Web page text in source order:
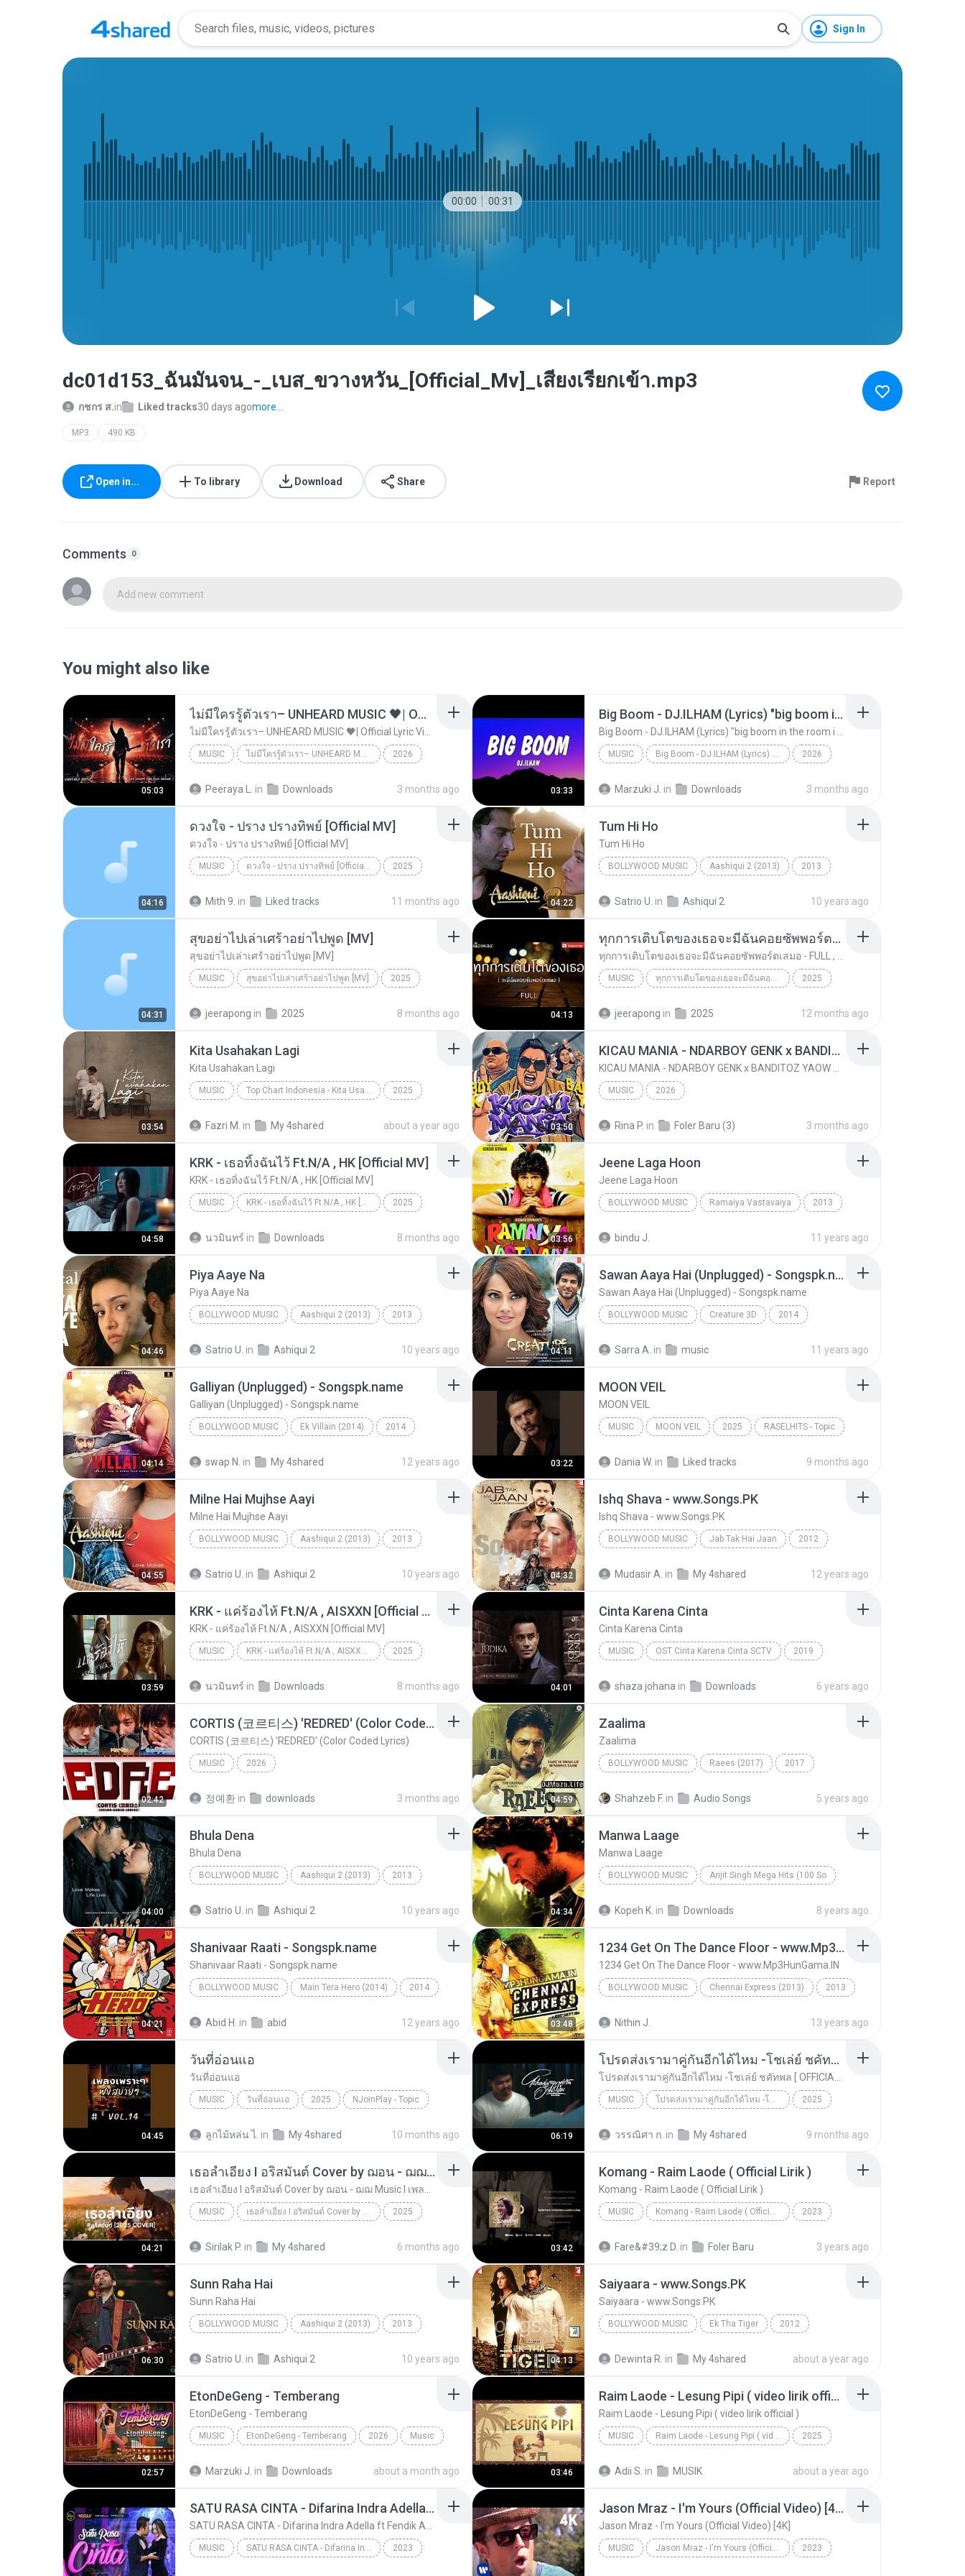
Sign In
00:00 00:31
dc01d153_ฉันมันจน_-_เบส_ขวางหวัน_[Official_Mv]_เสียงเรียกเข้า.mp3
กชกร ส.in Liked tracks30 days agomore...
MP3 490 KB
Open in... To library Download Share Report
Comments 0
Add new comment
You might also like
05:03
ไม่มีใครรู้ตัวเรา– UNHEARD MUSIC 🖤| Official Lyric Video | เพลงสู้ชีวิต
MUSIC ไม่มีใครรู้ตัวเรา– UNHEARD MUSIC 🖤| Official Lyric Video | เพลงสู้ชีวิต 2026
Peeraya L. in Downloads 3 months ago 03:33
Big Boom - DJ.ILHAM (Lyrics) "big boom in the room i go kaboom"
MUSIC Big Boom - DJ.ILHAM (Lyrics) "big boom in the room i go kaboom" 2026
Marzuki J. in Downloads 3 months ago
04:16
ดวงใจ - ปราง ปรางทิพย์ [Official MV]
ดวงใจ - ปราง ปรางทิพย์ [Official MV]
MUSIC ดวงใจ - ปราง ปรางทิพย์ [Official MV] 2025
Mith 9. in Liked tracks 11 months ago 04:22
Tum Hi Ho
Tum Hi Ho
BOLLYWOOD MUSIC Aashiqui 2 (2013) 2013
Satrio U. in Ashiqui 2 10 years ago
04:31
สุขอย่าไปเล่าเศร้าอย่าไปพูด [MV]
สุขอย่าไปเล่าเศร้าอย่าไปพูด [MV]
MUSIC สุขอย่าไปเล่าเศร้าอย่าไปพูด [MV] 2025
jeerapong in 2025 8 months ago 04:13
ทุกการเติบโตของเธอจะมีฉันคอยซัพพอร์ตเสมอ - FULL , [เนื้อเพลง]
MUSIC ทุกการเติบโตของเธอจะมีฉันคอยซัพพอร์ตเสมอ - FULL , [เนื้อเพลง] 2025
jeerapong in 2025 12 months ago
03:54
Kita Usahakan Lagi
Kita Usahakan Lagi
MUSIC Top Chart Indonesia - Kita Usahakan Lagi 2025
Fazri M. in My 4shared about a year ago 03:50
KICAU MANIA - NDARBOY GENK x BANDITOZ YAOW 86 (OFFICIAL LYRIC VIDEO) GAS POL NDANGAK
MUSIC 2026
Rina P. in Foler Baru (3) 3 months ago
04:58
KRK - เธอทิ้งฉันไว้ Ft.N/A , HK [Official MV]
KRK - เธอทิ้งฉันไว้ Ft.N/A , HK [Official MV]
MUSIC KRK - เธอทิ้งฉันไว้ Ft.N/A , HK [Official MV] 2025
นวมินทร์ in Downloads 8 months ago 03:56
Jeene Laga Hoon
Jeene Laga Hoon
BOLLYWOOD MUSIC Ramaiya Vastavaiya 2013
bindu J. 11 years ago
04:46
Piya Aaye Na
Piya Aaye Na
BOLLYWOOD MUSIC Aashiqui 2 (2013) 2013
Satrio U. in Ashiqui 2 10 years ago 04:11
Sawan Aaya Hai (Unplugged) - Songspk.name
Sawan Aaya Hai (Unplugged) - Songspk.name
BOLLYWOOD MUSIC Creature 3D 2014
Sarra A. in music 11 years ago
04:14
Galliyan (Unplugged) - Songspk.name
Galliyan (Unplugged) - Songspk.name
BOLLYWOOD MUSIC Ek Villain (2014) 2014
swap N. in My 4shared 12 years ago 03:22
MOON VEIL
MOON VEIL
MUSIC MOON VEIL 2025 RASELHITS - Topic
Dania W. in Liked tracks 9 months ago
04:55
Milne Hai Mujhse Aayi
Milne Hai Mujhse Aayi
BOLLYWOOD MUSIC Aashiqui 2 (2013) 2013
Satrio U. in Ashiqui 2 10 years ago 04:32
Ishq Shava - www.Songs.PK
Ishq Shava - www.Songs.PK
BOLLYWOOD MUSIC Jab Tak Hai Jaan 2012
Mudasir A. in My 4shared 12 years ago
03:59
KRK - แค่ร้องไห้ Ft.N/A , AISXXN [Official MV]
KRK - แค่ร้องไห้ Ft.N/A , AISXXN [Official MV]
MUSIC KRK - แค่ร้องไห้ Ft.N/A , AISXXN [Official MV] 2025
นวมินทร์ in Downloads 8 months ago 04:01
Cinta Karena Cinta
Cinta Karena Cinta
MUSIC OST Cinta Karena Cinta SCTV 2019
shaza johana in Downloads 6 years ago
02:42
CORTIS (코르티스) 'REDRED' (Color Coded Lyrics)
CORTIS (코르티스) 'REDRED' (Color Coded Lyrics)
MUSIC 2026
정예환 in downloads 3 months ago 04:59
Zaalima
Zaalima
BOLLYWOOD MUSIC Raees (2017) 2017
Shahzeb F. in Audio Songs 5 years ago
04:00
Bhula Dena
Bhula Dena
BOLLYWOOD MUSIC Aashiqui 2 (2013) 2013
Satrio U. in Ashiqui 2 10 years ago 04:34
Manwa Laage
Manwa Laage
BOLLYWOOD MUSIC Arijit Singh Mega Hits (100 So
Kopeh K. in Downloads 8 years ago
04:21
Shanivaar Raati - Songspk.name
Shanivaar Raati - Songspk.name
BOLLYWOOD MUSIC Main Tera Hero (2014) 2014
Abid H. in abid 12 years ago 03:48
1234 Get On The Dance Floor - www.Mp3HunGama.IN
1234 Get On The Dance Floor - www.Mp3HunGama.IN
BOLLYWOOD MUSIC Chennai Express (2013) 2013
Nithin J. 13 years ago
04:45
วันที่อ่อนแอ
วันที่อ่อนแอ
MUSIC วันที่อ่อนแอ 2025 NJoinPlay - Topic
ลูกไม้หล่น ไ. in My 4shared 10 months ago 06:19
โปรดส่งเรามาคู่กันอีกได้ไหม -โชเล่ย์ ชคัทพล [ OFFICIAL MV ]
MUSIC โปรดส่งเรามาคู่กันอีกได้ไหม -โชเล่ย์ ชคัทพล [ OFFICIAL MV ] 2025
วรรณิศา ก. in My 4shared 9 months ago
04:21
เธอลำเอียง I อริสมันต์ Cover by ฌอน - ฌฌ Music I เพลงยุค 90 I Rock Cover
MUSIC เธอลำเอียง I อริสมันต์ Cover by ฌอน - ฌฌ Music I เพลงยุค 90 I Rock Cover 2025
Sirilak P. in My 4shared 6 months ago 03:42
Komang - Raim Laode ( Official Lirik )
Komang - Raim Laode ( Official Lirik )
MUSIC Komang - Raim Laode ( Official Lirik ) 2023
Fare&#39;z D. in Foler Baru 3 years ago
06:30
Sunn Raha Hai
Sunn Raha Hai
BOLLYWOOD MUSIC Aashiqui 2 (2013) 2013
Satrio U. in Ashiqui 2 10 years ago 04:13
Saiyaara - www.Songs.PK
Saiyaara - www.Songs.PK
BOLLYWOOD MUSIC Ek Tha Tiger 2012
Dewinta R. in My 4shared about a year ago
02:57
EtonDeGeng - Temberang
EtonDeGeng - Temberang
MUSIC EtonDeGeng - Temberang 2026 Music
Marzuki J. in Downloads about a month ago 03:46
Raim Laode - Lesung Pipi ( video lirik official )
Raim Laode - Lesung Pipi ( video lirik official )
MUSIC Raim Laode - Lesung Pipi ( video lirik official ) 2025
Adii S. in MUSIK about a year ago
SATU RASA CINTA - Difarina Indra Adella ft Fendik Adella - OM ADELLA
MUSIC SATU RASA CINTA - Difarina Indra Adella ft Fendik Adella - OM ADELLA 2023
Jason Mraz - I'm Yours (Official Video) [4K]
Jason Mraz - I'm Yours (Official Video) [4K]
MUSIC Jason Mraz - I'm Yours (Official Video) [4K] 2023